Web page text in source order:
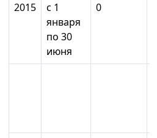
2015
с 1
января
по 30
июня
0